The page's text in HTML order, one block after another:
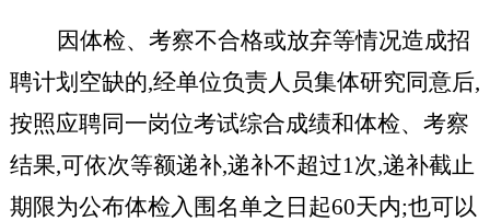
因体检、考察不合格或放弃等情况造成招
聘计划空缺的,经单位负责人员集体研究同意后,
按照应聘同一岗位考试综合成绩和体检、考察
结果,可依次等额递补,递补不超过1次,递补截止
期限为公布体检入围名单之日起60天内;也可以